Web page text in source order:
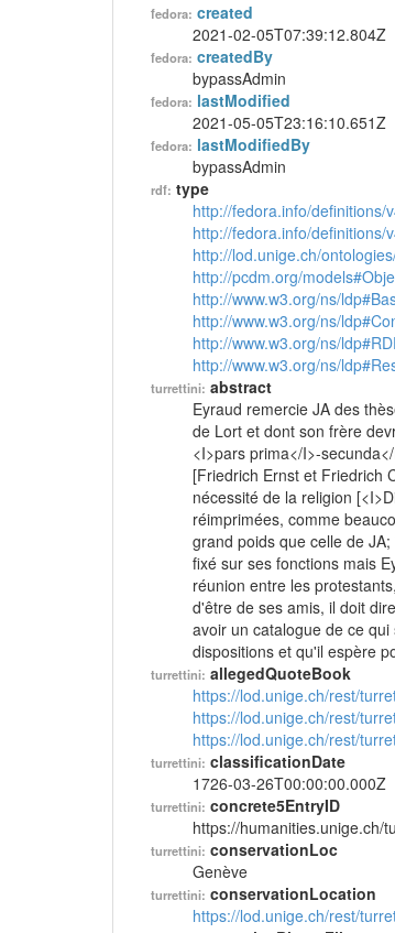
fedora: created
2021-02-05T07:39:12.804Z
fedora: createdBy
bypassAdmin
fedora: lastModified
2021-05-05T23:16:10.651Z
fedora: lastModifiedBy
bypassAdmin
rdf: type
http://fedora.info/definitions/
http://fedora.info/definitions/
http://lod.unige.ch/
http://pcdm.org/
http://www.w3.org/ns/
http://www.w3.org/ns/
http://www.w3.org/ns/
http://www.w3.org/ns/
turrettini: abstract
Eyraud remercie JA des
de Lort et dont son frère
<I>pars prima</I>-
[Friedrich Ernst et Friedrich
nécessité de la religion
réimprimées, comme
grand poids que celle de
fixé sur ses fonctions mais
réunion entre les
d'être de ses amis, il doit
avoir un catalogue de ce
dispositions et qu'il espère
turrettini: allegedQuoteBook
https://lod.unige.ch/rest/
https://lod.unige.ch/rest/
https://lod.unige.ch/rest/
turrettini: classificationDate
1726-03-26T00:00:00.000Z
turrettini: concrete5EntryID
https://humanities.unige.ch/
turrettini: conservationLoc
Genève
turrettini: conservationLocation
https://lod.unige.ch/rest/